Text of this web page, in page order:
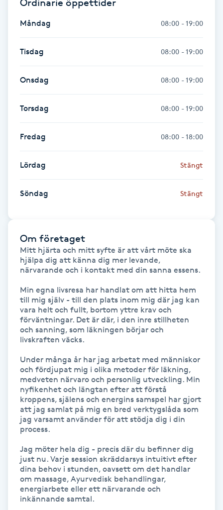
IPL hårborttagning
Japansk massage
Katun fransar
Kemisk peeling
Kinesiologi
Kinesisk medicin
Kiropraktik
Klangmassage
Klippning & Slingor
Klippning ungdom
Koppningsmassage
Kosmetisk tatuering
Kostrådgivning
Ordinarie öppettider
Måndag 08:00 - 19:00
Tisdag 08:00 - 19:00
Onsdag 08:00 - 19:00
Torsdag 08:00 - 19:00
Fredag 08:00 - 18:00
Lördag Stängt
Söndag Stängt
Om företaget
Mitt hjärta och mitt syfte är att vårt möte ska
hjälpa dig att känna dig mer levande,
närvarande och i kontakt med din sanna essens.
Min egna livsresa har handlat om att hitta hem
till mig själv - till den plats inom mig där jag kan
vara helt och fullt, bortom yttre krav och
förväntningar. Det är där, i den inre stillheten
och sanning, som läkningen börjar och
livskraften väcks.
Under många år har jag arbetat med människor
och fördjupat mig i olika metoder för läkning,
medveten närvaro och personlig utveckling. Min
nyfikenhet och längtan efter att förstå
kroppens, själens och energins samspel har gjort
att jag samlat på mig en bred verktygslåda som
jag varsamt använder för att stödja dig i din
process.
Jag möter hela dig - precis där du befinner dig
just nu. Varje session skräddarsys intuitivt efter
dina behov i stunden, oavsett om det handlar
om massage, Ayurvedisk behandlingar,
energiarbete eller ett närvarande och
inkännande samtal.